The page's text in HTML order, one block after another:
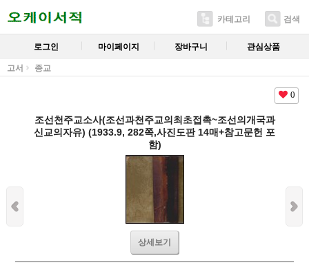
카테고리 검색
로그인 마이페이지 장바구니 관심상품
고서 종교
0
조선천주교소사(조선과천주교의최초접촉~조선의개국과
신교의자유) (1933.9, 282쪽,사진도판 14매+참고문헌 포
함)
상세보기